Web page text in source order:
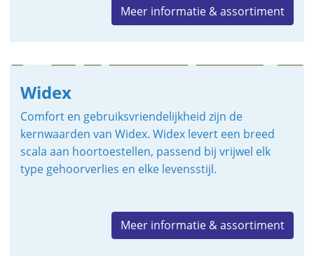
Meer informatie & assortiment
Widex
Comfort en gebruiksvriendelijkheid zijn de
kernwaarden van Widex. Widex levert een breed
scala aan hoortoestellen, passend bij vrijwel elk
type gehoorverlies en elke levensstijl.
Meer informatie & assortiment